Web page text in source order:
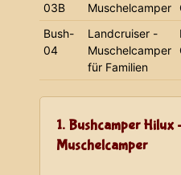
03B
Muschelcamper
Bush-
04
Landcruiser -
Muschelcamper
für Familien
1. Bushcamper Hilux
Muschelcamper